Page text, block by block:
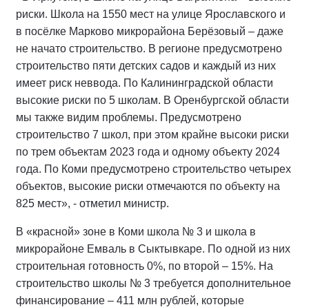
риски. Школа на 1550 мест на улице Ярославского и
в посёлке Марково микрорайона Берёзовый – даже
не начато строительство. В регионе предусмотрено
строительство пяти детских садов и каждый из них
имеет риск неввода. По Калининградской области
высокие риски по 5 школам. В Оренбургской области
мы также видим проблемы. Предусмотрено
строительство 7 школ, при этом крайне высоки риски
по трем объектам 2023 года и одному объекту 2024
года. По Коми предусмотрено строительство четырех
объектов, высокие риски отмечаются по объекту на
825 мест», - отметил министр.
В «красной» зоне в Коми школа № 3 и школа в
микрорайоне Емваль в Сыктывкаре. По одной из них
строительная готовность 0%, по второй – 15%. На
строительство школы № 3 требуется дополнительное
финансирование – 411 млн рублей, которые